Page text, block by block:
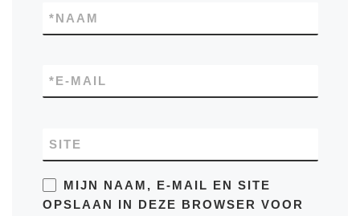
NAAM
*
E-MAIL
*
SITE
MIJN NAAM, E-MAIL EN SITE
OPSLAAN IN DEZE BROWSER VOOR